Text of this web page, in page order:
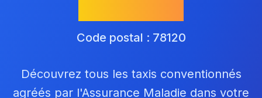
Code postal : 78120
Découvrez tous les taxis conventionnés
agréés par l'Assurance Maladie dans votre